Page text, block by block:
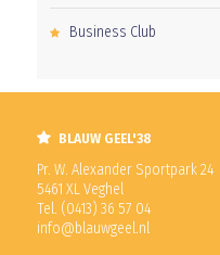
Business Club
BLAUW GEEL'38
Pr. W. Alexander Sportpark 24
5461 XL Veghel
Tel. (0413) 36 57 04
info@blauwgeel.nl